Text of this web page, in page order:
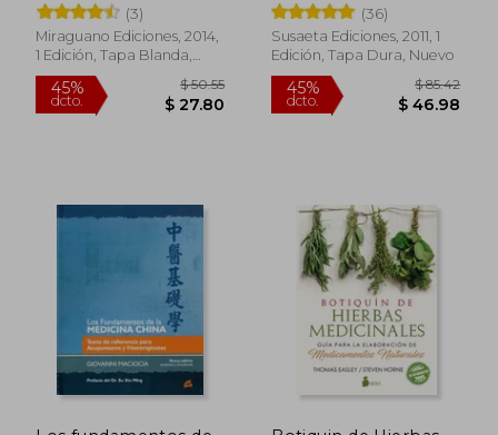
(3)
Miraguano Ediciones, 2014,
1 Edición, Tapa Blanda,
Nuevo
(36)
Susaeta Ediciones, 2011, 1
Edición, Tapa Dura, Nuevo